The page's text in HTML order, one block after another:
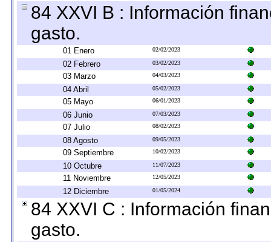
84 XXVI B : Información
gasto.
01 Enero 02/02/2023
02 Febrero 03/02/2023
03 Marzo 04/03/2023
04 Abril 05/02/2023
05 Mayo 06/01/2023
06 Junio 07/03/2023
07 Julio 08/02/2023
08 Agosto 09/05/2023
09 Septiembre 10/02/2023
10 Octubre 11/07/2023
11 Noviembre 12/05/2023
12 Diciembre 01/05/2024
84 XXVI C : Información
gasto.